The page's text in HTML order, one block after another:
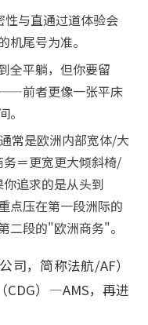
与直通过道体验会
机尾号为准。
全平躺，但你要留
前者更像一张平床
常是欧洲内部宽体/大
＝更宽更大倾斜椅/
追求的是从头到
点压在第一段洲际的
二段的"欧洲商务"。
司，简称法航/AF）
）—AMS，再进